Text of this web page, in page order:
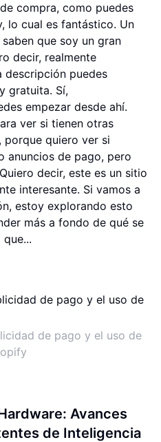
compra, como puedes
lo cual es fantástico. Un
que soy un gran
decir, realmente
descripción puedes
gratuita. Sí,
empezar desde ahí.
ver si tienen otras
porque quiero ver si
anuncios de pago, pero
decir, este es un sitio
interesante. Si vamos a
estoy explorando esto
más a fondo de qué se
de pago y el uso de
Avances
de Inteligencia